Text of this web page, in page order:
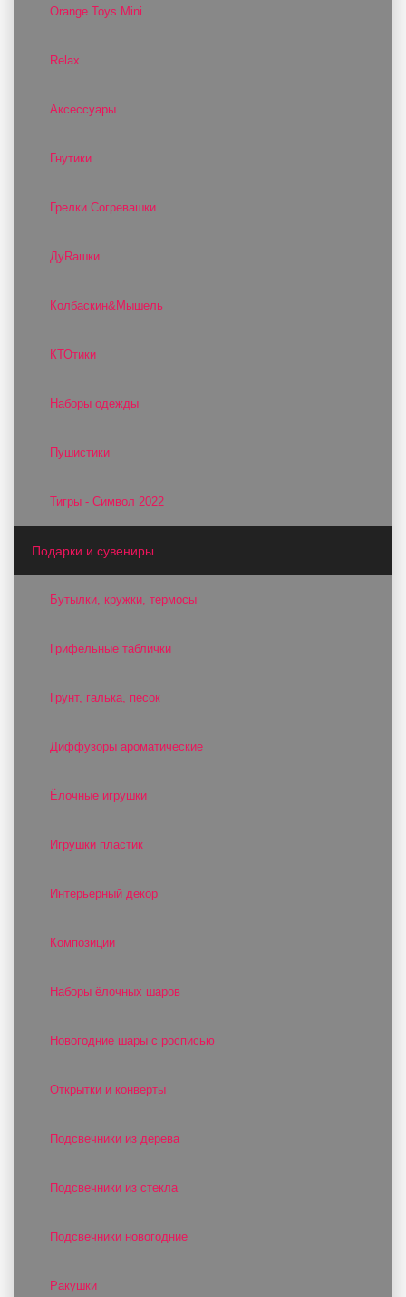
Orange Toys Mini
Relax
Аксессуары
Гнутики
Грелки Согревашки
ДуRашки
Колбаскин&Мышель
КТОтики
Наборы одежды
Пушистики
Тигры - Символ 2022
Подарки и сувениры
Бутылки, кружки, термосы
Грифельные таблички
Грунт, галька, песок
Диффузоры ароматические
Ёлочные игрушки
Игрушки пластик
Интерьерный декор
Композиции
Наборы ёлочных шаров
Новогодние шары с росписью
Открытки и конверты
Подсвечники из дерева
Подсвечники из стекла
Подсвечники новогодние
Ракушки